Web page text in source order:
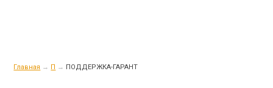
Главная → П → ПОДДЕРЖКА-ГАРАНТ